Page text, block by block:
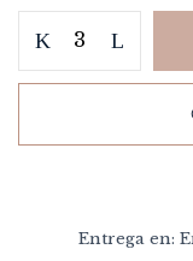
Entrega en:
web
vez